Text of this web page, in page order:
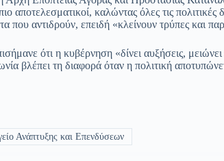
αποτελεσματικοί, καλώντας όλες τις
που αντιδρούν, επειδή «κλείνουν τρύπες και
ότι η κυβέρνηση «δίνει αυξήσεις, μειώνει
βλέπει τη διαφορά όταν η πολιτική
Ανάπτυξης και Επενδύσεων